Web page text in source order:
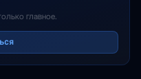
главное.